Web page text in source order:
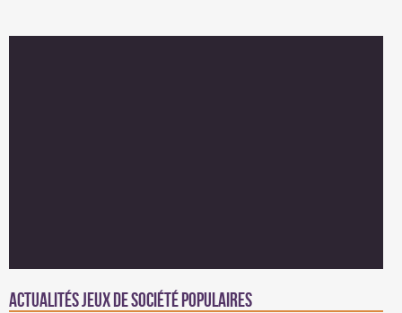
Actualités Jeux de société populaires